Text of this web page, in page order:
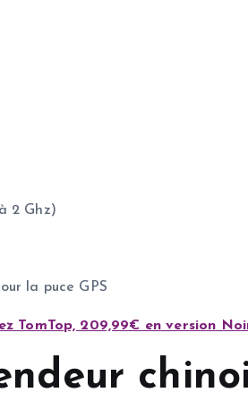
2 Ghz)
la puce GPS
TomTop, 209,99€ en version